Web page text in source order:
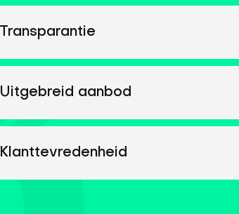
Transparantie
Uitgebreid aanbod
Klanttevredenheid